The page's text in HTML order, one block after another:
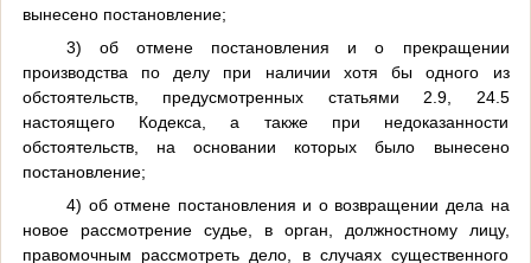
вынесено постановление;
3) об отмене постановления и о прекращении
производства по делу при наличии хотя бы одного из
обстоятельств, предусмотренных статьями 2.9, 24.5
настоящего Кодекса, а также при недоказанности
обстоятельств, на основании которых было вынесено
постановление;
4) об отмене постановления и о возвращении дела на
новое рассмотрение судье, в орган, должностному лицу,
правомочным рассмотреть дело, в случаях существенного